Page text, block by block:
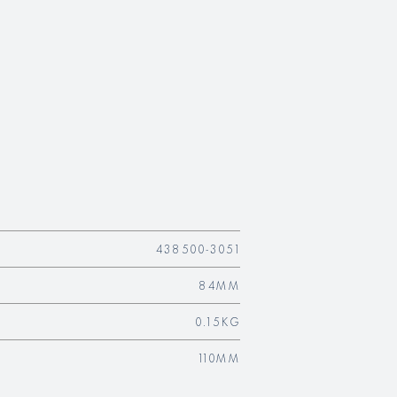
438500-3051
84MM
0.15KG
110MM